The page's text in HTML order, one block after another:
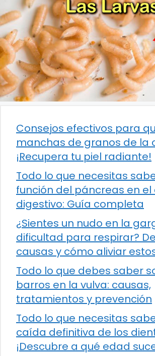
Consejos efectivos para
manchas de granos de la
¡Recupera tu piel radiante!
Todo lo que necesitas
función del páncreas en
digestivo: Guía completa
¿Sientes un nudo en la
dificultad para respirar?
causas y cómo aliviar
Todo lo que debes saber
barros en la vulva: causas,
tratamientos y prevención
Todo lo que necesitas
caída definitiva de los
¡Descubre a qué edad